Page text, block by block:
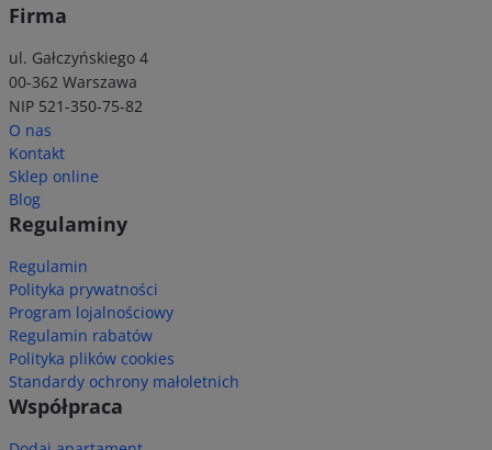
Firma
ul. Gałczyńskiego 4
00-362 Warszawa
NIP 521-350-75-82
O nas
Kontakt
Sklep online
Blog
Regulaminy
Regulamin
Polityka prywatności
Program lojalnościowy
Regulamin rabatów
Polityka plików cookies
Standardy ochrony małoletnich
Współpraca